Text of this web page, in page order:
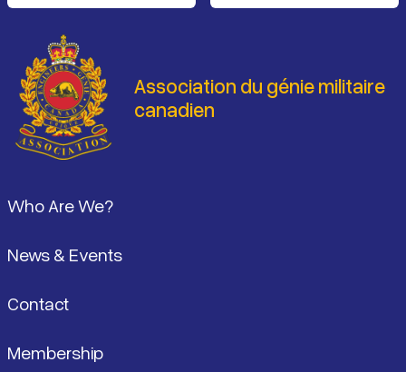
Association du génie militaire
canadien
Who Are We?
News & Events
Contact
Membership